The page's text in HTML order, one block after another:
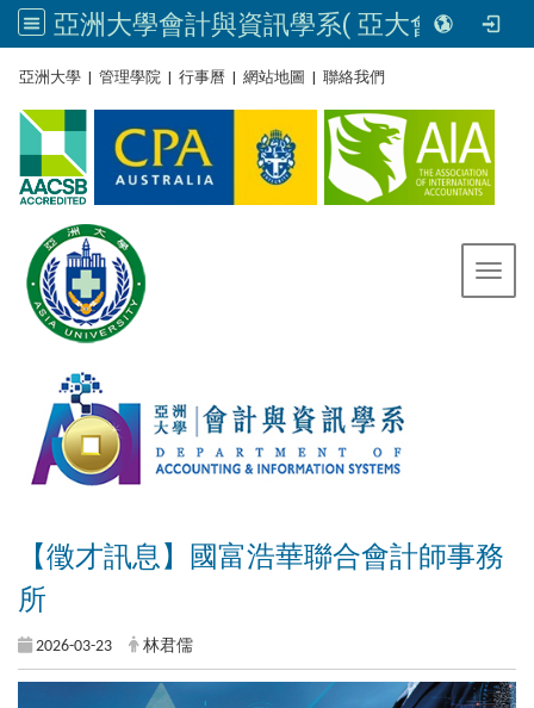
亞洲大學會計與資訊學系( 亞大會資系官網) | Asia University, Taiwan
亞洲大學 | 管理學院 | 行事曆 | 網站地圖 | 聯絡我們
【徵才訊息】國富浩華聯合會計師事務
所
2026-03-23 林君儒